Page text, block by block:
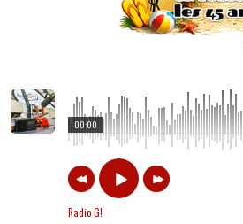
00:00
Radio G!